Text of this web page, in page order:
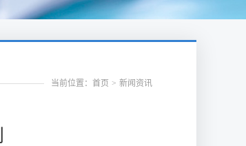
当前位置：首页 > 新闻资讯